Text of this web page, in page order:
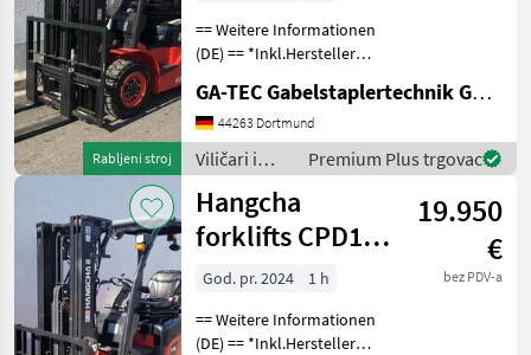
Rabljeni stroj
== Weitere Informationen
(DE) == *Inkl.Hersteller
1000 Betriebsstunden.
Ausstattung : ------------- -
Schutzdach - 3. Ventil - 4.
Ventil
GA-TEC Gabelstaplertechnik GmbH
44263 Dortmund
Viličari i
skladišna
tehnika /
Hangcha
forklifts
Premium Plus trgovac
Hangcha
forklifts CPD18-
XD2
19.950
€
bez PDV-a
God. pr. 2024
1 h
== Weitere Informationen
(DE) == *Inkl.Hersteller